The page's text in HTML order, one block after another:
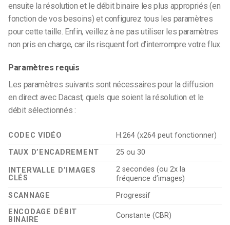
ensuite la résolution et le débit binaire les plus appropriés (en
fonction de vos besoins) et configurez tous les paramètres
pour cette taille. Enfin, veillez à ne pas utiliser les paramètres
non pris en charge, car ils risquent fort d’interrompre votre flux.
Paramètres requis
Les paramètres suivants sont nécessaires pour la diffusion
en direct avec Dacast, quels que soient la résolution et le
débit sélectionnés :
CODEC VIDÉO
H.264 (x264 peut fonctionner)
TAUX D’ENCADREMENT
25 ou 30
INTERVALLE D’IMAGES
CLÉS
2 secondes (ou 2x la
fréquence d’images)
SCANNAGE
Progressif
ENCODAGE DÉBIT
BINAIRE
Constante (CBR)